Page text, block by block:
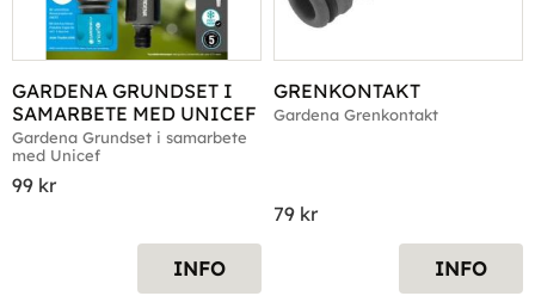
GARDENA GRUNDSET I
SAMARBETE MED UNICEF
Gardena Grundset i samarbete
med Unicef
99 kr
INFO
GRENKONTAKT
Gardena Grenkontakt
79 kr
INFO